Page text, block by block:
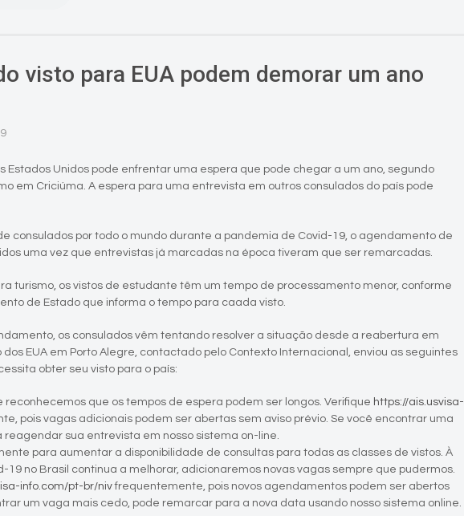
visto para EUA podem demorar um ano
Estados Unidos pode enfrentar uma espera que pode chegar a um ano, segundo
em Criciúma. A espera para uma entrevista em outros consulados do país pode
consulados por todo o mundo durante a pandemia de Covid-19, o agendamento de
uma vez que entrevistas já marcadas na época tiveram que ser remarcadas.
turismo, os vistos de estudante têm um tempo de processamento menor, conforme
de Estado que informa o tempo para caada visto.
os consulados vêm tentando resolver a situação desde a reabertura em
dos EUA em Porto Alegre, contactado pelo Contexto Internacional, enviou as seguintes
obter seu visto para o país:
reconhecemos que os tempos de espera podem ser longos. Verifique https://ais.usvisa-
pois vagas adicionais podem ser abertas sem aviso prévio. Se você encontrar uma
sua entrevista em nosso sistema on-line.
para aumentar a disponibilidade de consultas para todas as classes de vistos. À
19 no Brasil continua a melhorar, adicionaremos novas vagas sempre que pudermos.
info.com/pt-br/nivfrequentemente, pois novos agendamentos podem ser abertos
um vaga mais cedo, pode remarcar para a nova data usando nosso sistema online.